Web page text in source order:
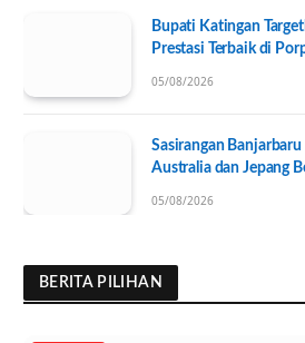
Bupati Katingan
Prestasi Terbaik di
05/08/2026
Sasirangan
Australia dan Jepang
05/08/2026
BERITA PILIHAN